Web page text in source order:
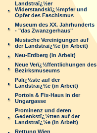
Landstraï¿½er
Widerstandskï¿½mpfer und
Opfer des Faschismus
Museum des XX. Jahrhunderts
- "das Zwanzgerhaus"
Musische Vereinigungen auf
der Landstraï¿½e (in Arbeit)
Neu-Erdberg (in Arbeit)
Neue Verï¿½ffentlichungen des
Bezirksmuseums
Palï¿½ste auf der
Landstraï¿½e (in Arbeit)
Portois & Fix-Haus in der
Ungargasse
Prominenz und deren
Gedenkstï¿½tten auf der
Landstraï¿½e (in Arbeit)
Rettung Wien